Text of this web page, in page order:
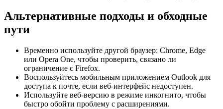
Альтернативные подходы и обходные
пути
Временно используйте другой браузер: Chrome, Edge
или Opera One, чтобы проверить, связано ли
ограничение с Firefox.
Воспользуйтесь мобильным приложением Outlook для
доступа к почте, если веб‑интерфейс недоступен.
Используйте веб‑версию в режиме инкогнито, чтобы
быстро обойти проблему с расширениями.